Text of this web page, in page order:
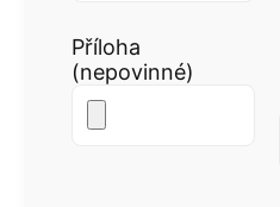
Příloha
(nepovinné)